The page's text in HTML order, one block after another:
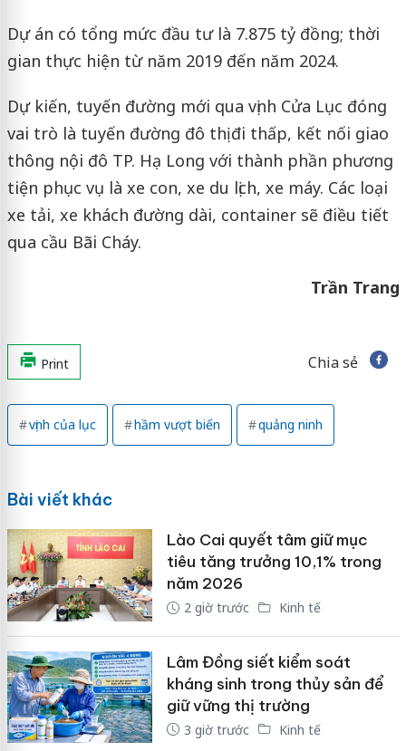
Dự án có tổng mức đầu tư là 7.875 tỷ đồng; thời
gian thực hiện từ năm 2019 đến năm 2024.
Dự kiến, tuyến đường mới qua vịnh Cửa Lục đóng
vai trò là tuyến đường đô thị đi thấp, kết nối giao
thông nội đô TP. Hạ Long với thành phần phương
tiện phục vụ là xe con, xe du lịch, xe máy. Các loại
xe tải, xe khách đường dài, container sẽ điều tiết
qua cầu Bãi Cháy.
Trần Trang
Print Chia sẻ
vịnh của lục hầm vượt biển quảng ninh
Bài viết khác
Lào Cai quyết tâm giữ mục
tiêu tăng trưởng 10,1% trong
năm 2026
2 giờ trước Kinh tế
Lâm Đồng siết kiểm soát
kháng sinh trong thủy sản để
giữ vững thị trường
3 giờ trước Kinh tế